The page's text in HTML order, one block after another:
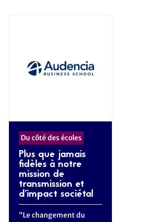
Du côté des écoles
Plus que jamais
fidèles à notre
mission de
transmission et
d’impact sociétal
“Le changement du